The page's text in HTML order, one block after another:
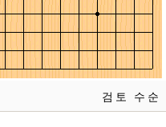
검토 수순